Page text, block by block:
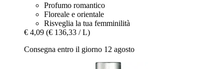
Profumo romantico
Floreale e orientale
Risveglia la tua femminilità
€ 4,09 (€ 136,33 / L)
Consegna entro il giorno 12 agosto